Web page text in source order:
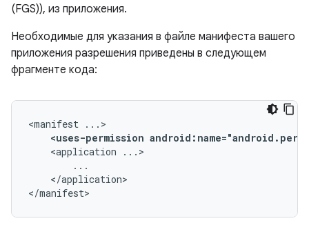
(FGS)), из приложения.
Необходимые для указания в файле манифеста вашего
приложения разрешения приведены в следующем
фрагменте кода:
<manifest
<uses-permission
<application
</application>
</manifest>